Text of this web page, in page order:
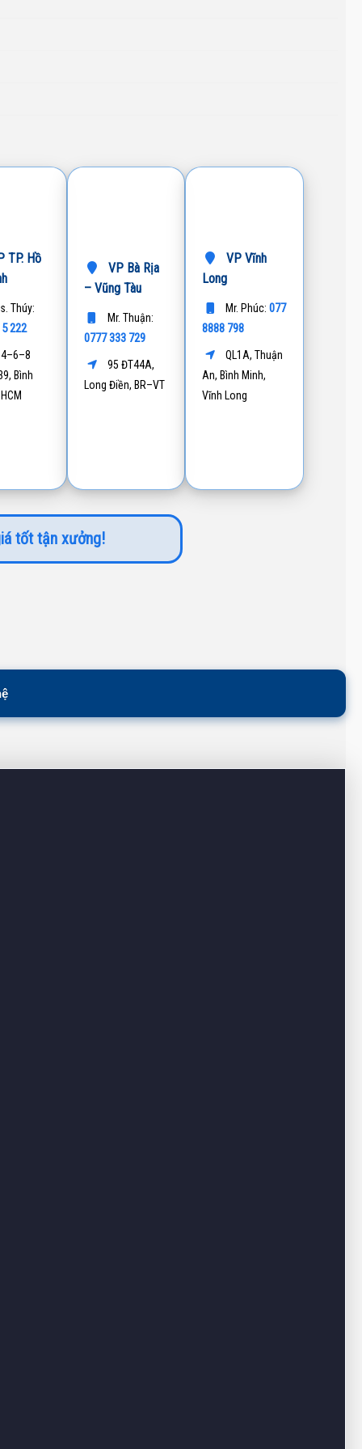
TP. Hồ
Thúy:
222
Bình
VP Bà Rịa
– Vũng Tàu
Mr. Thuận:
0777 333 729
95 ĐT44A,
Long Điền, BR–VT
VP Vĩnh
Long
Mr. Phúc:077
8888 798
QL1A, Thuận
An, Bình Minh,
Vĩnh Long
tốt tận xưởng!